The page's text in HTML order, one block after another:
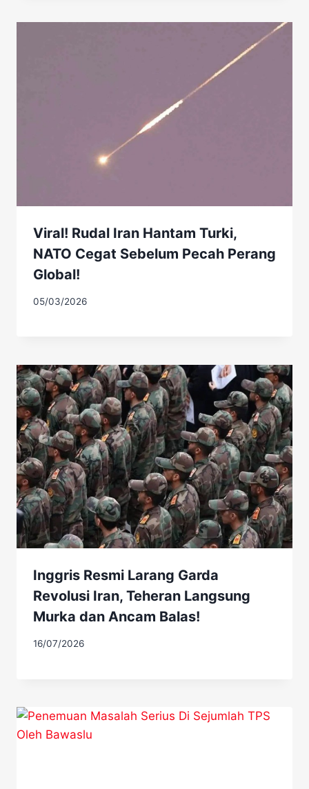
Viral! Rudal Iran Hantam Turki,
NATO Cegat Sebelum Pecah Perang
Global!
05/03/2026
Inggris Resmi Larang Garda
Revolusi Iran, Teheran Langsung
Murka dan Ancam Balas!
16/07/2026